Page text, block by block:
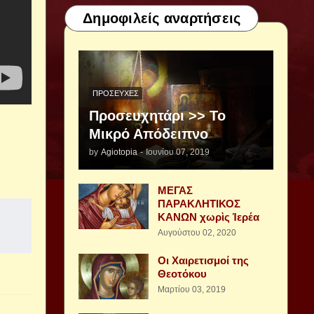
Δημοφιλείς αναρτήσεις
ΠΡΟΣΕΥΧΈΣ
Προσευχητάρι >> Το
Μικρό Απόδειπνο
by Agiotopia - Ιουνίου 07, 2019
ΜΕΓΑΣ
ΠΑΡΑΚΛΗΤΙΚΟΣ
ΚΑΝΩΝ χωρὶς Ἱερέα
Αυγούστου 02, 2020
Οι Χαιρετισμοί της
Θεοτόκου
Μαρτίου 03, 2019